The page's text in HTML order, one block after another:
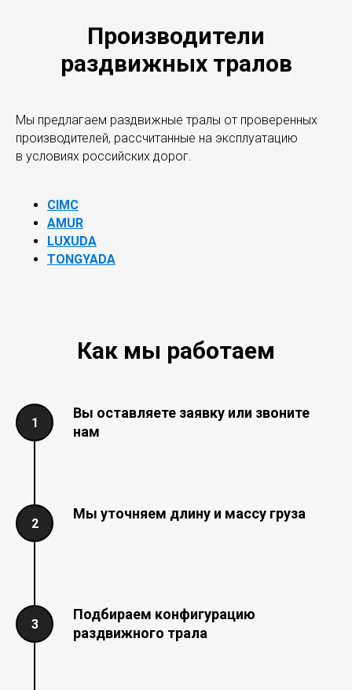
Производители
раздвижных тралов
Мы предлагаем раздвижные тралы от проверенных
производителей, рассчитанные на эксплуатацию
в условиях российских дорог.
CIMC
AMUR
LUXUDA
TONGYADA
Как мы работаем
Вы оставляете заявку или звоните
нам
Мы уточняем длину и массу груза
Подбираем конфигурацию
раздвижного трала